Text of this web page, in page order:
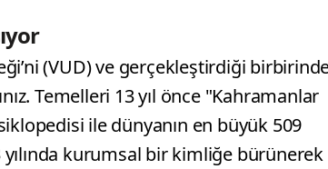
(VUD) ve gerçekleştirdiği
Temelleri 13 yıl önce "Kahramanlar
ile dünyanın en büyük 509
kurumsal bir kimliğe bürünerek